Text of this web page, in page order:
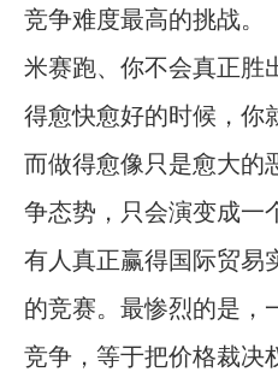
竞争难度最高的挑战。
米赛跑、你不会真正胜
得愈快愈好的时候，你
而做得愈像只是愈大的
争态势，只会演变成一
有人真正赢得国际贸易
的竞赛。最惨烈的是，
竞争，等于把价格裁决